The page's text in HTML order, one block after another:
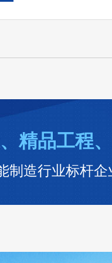
精品工程
制造行业标杆